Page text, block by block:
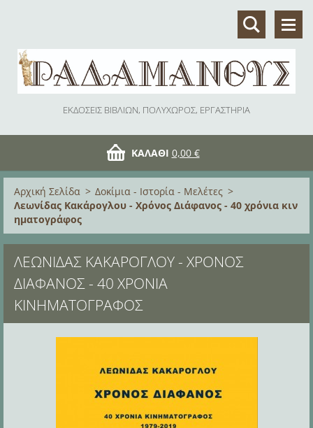
ΕΚΔΟΣΕΙΣ ΒΙΒΛΙΩΝ, ΠΟΛΥΧΩΡΟΣ, ΕΡΓΑΣΤΗΡΙΑ
ΚΑΛΆΘΙ 0,00 €
Αρχική Σελίδα > Δοκίμια - Ιστορία - Μελέτες >
Λεωνίδας Κακάρογλου - Χρόνος Διάφανος - 40 χρόνια κιν
ηματογράφος
ΛΕΩΝΊΔΑΣ ΚΑΚΆΡΟΓΛΟΥ - ΧΡΌΝΟΣ
ΔΙΆΦΑΝΟΣ - 40 ΧΡΌΝΙΑ
ΚΙΝΗΜΑΤΟΓΡΆΦΟΣ